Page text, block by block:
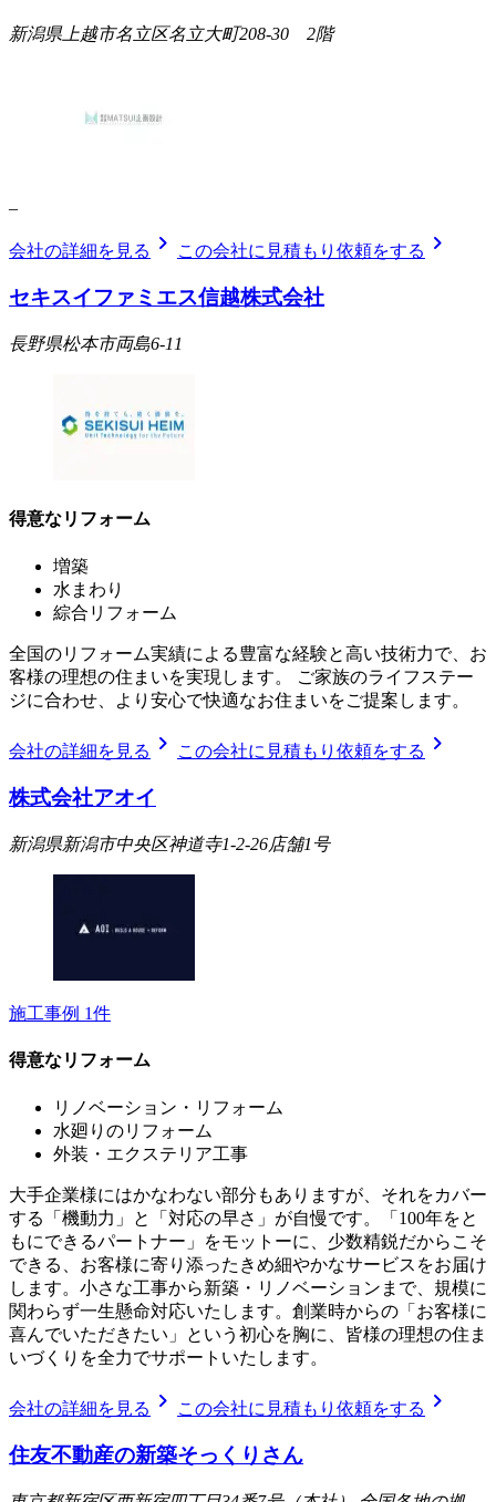
新潟県上越市名立区名立大町208-30 2階
会社の詳細を見る chevron_right この会社に見積もり依頼をする chevron_right
セキスイファミエス信越株式会社
長野県松本市両島6-11
得意なリフォーム
増築
水まわり
綜合リフォーム
全国のリフォーム実績による豊富な経験と高い技術力で、お
客様の理想の住まいを実現します。 ご家族のライフステー
ジに合わせ、より安心で快適なお住まいをご提案します。
会社の詳細を見る chevron_right この会社に見積もり依頼をする chevron_right
株式会社アオイ
新潟県新潟市中央区神道寺1-2-26店舗1号
施工事例 1件
得意なリフォーム
リノベーション・リフォーム
水廻りのリフォーム
外装・エクステリア工事
大手企業様にはかなわない部分もありますが、それをカバー
する「機動力」と「対応の早さ」が自慢です。「100年をと
もにできるパートナー」をモットーに、少数精鋭だからこそ
できる、お客様に寄り添ったきめ細やかなサービスをお届け
します。小さな工事から新築・リノベーションまで、規模に
関わらず一生懸命対応いたします。創業時からの「お客様に
喜んでいただきたい」という初心を胸に、皆様の理想の住ま
いづくりを全力でサポートいたします。
会社の詳細を見る chevron_right この会社に見積もり依頼をする chevron_right
住友不動産の新築そっくりさん